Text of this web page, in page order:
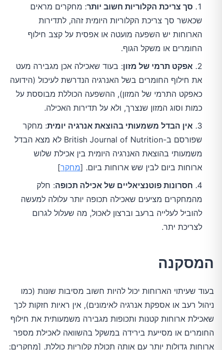
סך צריכת הקלוריות חשוב יותר: מחקרים מראים
שכאשר סך צריכת הקלוריות היומית זהה, לתדירות
הארוחות יש השפעה מועטה או אפסית על קצב חילוף
החומרים או משקל הגוף.
אפקט תרמי של מזון: בעוד שאכילה אכן מגבירה מעט
את חילוף החומרים בשל האנרגיה הנדרשת לעיכול (הידועה
כאפקט התרמי של המזון), ההשפעה הכוללת מבוססת על
כמות וסוג המזון שנצרך, ולא על תדירות האכילה.
אין הבדל משמעותי בהוצאת אנרגיה יומית: מחקר
שפורסם ב-British Journal of Nutrition לא מצא הבדל
משמעותי בהוצאת האנרגיה היומית בין אכילת שלוש
ארוחות ביום לבין שש ארוחות ביום. [מחקר]
חסרונות פוטנציאליים של אכילה תכופה: חלק
מהמחקרים מציעים שאכילה תכופה יותר עלולה למעשה
להוביל לעלייה ברעב וברצון לאכול, מה שעלול לגרום
לצריכת יתר.
המסקנה
ארוחות גדולות יותר עם אותה תכולת קלוריות כוללת. [מחקרים: